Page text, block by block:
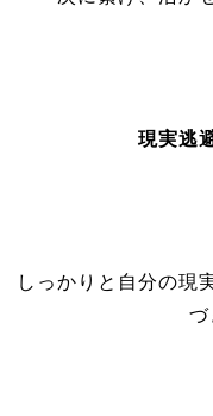
現実逃
しっかりと自分の現
づ